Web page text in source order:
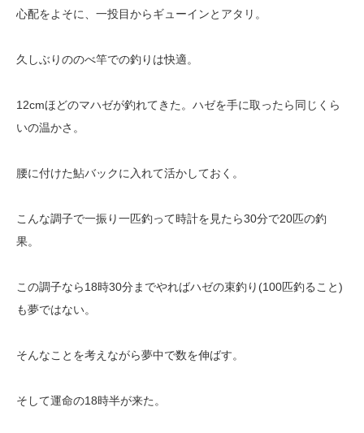
心配をよそに、一投目からギューインとアタリ。
久しぶりののべ竿での釣りは快適。
12cmほどのマハゼが釣れてきた。ハゼを手に取ったら同じくら
いの温かさ。
腰に付けた鮎バックに入れて活かしておく。
こんな調子で一振り一匹釣って時計を見たら30分で20匹の釣
果。
この調子なら18時30分までやればハゼの束釣り(100匹釣ること)
も夢ではない。
そんなことを考えながら夢中で数を伸ばす。
そして運命の18時半が来た。